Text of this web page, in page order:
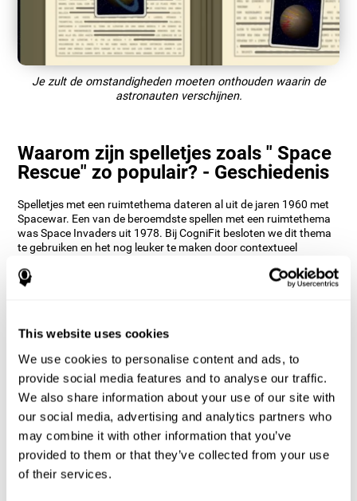
This website uses cookies
We use cookies to personalise content and ads, to
provide social media features and to analyse our traffic.
We also share information about your use of our site with
our social media, advertising and analytics partners who
may combine it with other information that you’ve
provided to them or that they’ve collected from your use
of their services.
Je zult de omstandigheden moeten onthouden waarin de
astronauten verschijnen.
Waarom zijn spelletjes zoals " Space
Rescue" zo populair? - Geschiedenis
Spelletjes met een ruimtethema dateren al uit de jaren 1960 met
Spacewar. Een van de beroemdste spellen met een ruimtethema
was Space Invaders uit 1978. Bij CogniFit besloten we dit thema
te gebruiken en het nog leuker te maken door contextueel
hebben elk spel grondig onderzocht en hebben verschillende
vaardigheden ingebouwd om te trainen tijdens het redden van
Hoe verbetert het hersenspel "Space
Rescue" mijn cognitieve
vaardigheden?
Het gebruik van spelletjes zoals CogniFit's Space Rescue
stimuleert een specifiek neuraal activeringspatroon. Het
consequent stimuleren van onze vaardigheden kan helpen
nieuwe verbindingen te creëren, en neurale netwerken helpen te
reorganiseren en cognitieve functies te verbeteren. Het spel
Space Rescue stimuleert vaardigheden op het gebied van